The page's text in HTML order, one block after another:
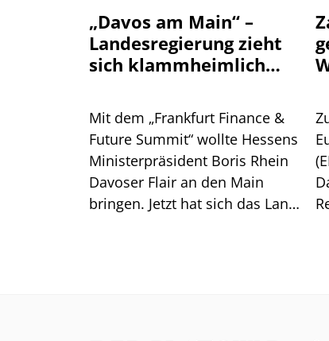
„Davos am Main“ –
Landesregierung zieht
sich klammheimlich
Mit dem „Frankfurt Finance &
Future Summit“ wollte Hessens
Ministerpräsident Boris Rhein
Davoser Flair an den Main
bringen. Jetzt hat sich das Land